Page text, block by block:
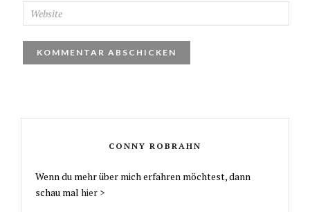
CONNY ROBRAHN
Wenn du mehr über mich erfahren möchtest, dann
schau mal hier >